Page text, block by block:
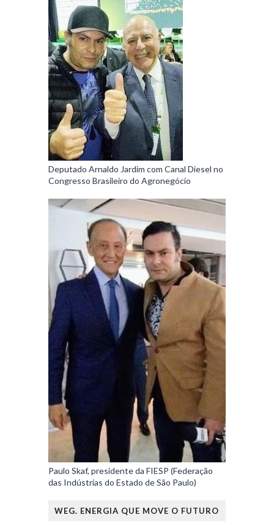
Deputado Arnaldo Jardim com Canal Diesel no
Congresso Brasileiro do Agronegócio
Paulo Skaf, presidente da FIESP (Federação
das Indústrias do Estado de São Paulo)
WEG. ENERGIA QUE MOVE O FUTURO